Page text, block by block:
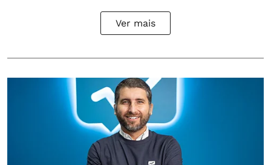
Ver mais